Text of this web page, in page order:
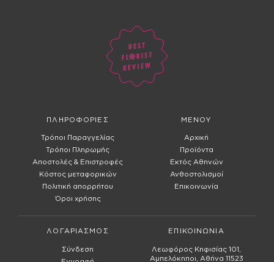
ΠΛΗΡΟΦΟΡΙΕΣ
Τρόποι Παραγγελίας
Τρόποι Πληρωμής
Αποστολές & Επιστροφές
Κόστος μεταφορικών
Πολιτική απορρήτου
Όροι χρήσης
ΜΕΝΟΥ
Αρχική
Προϊόντα
Εκτός Αθηνών
Ανθοστολισμοί
Επικοινωνία
ΛΟΓΑΡΙΑΣΜΟΣ
Σύνδεση
ΕΠΙΚΟΙΝΩΝΙΑ
Λεωφόρος Κηφισίας 101,
Αμπελόκηποι, Αθήνα 11523